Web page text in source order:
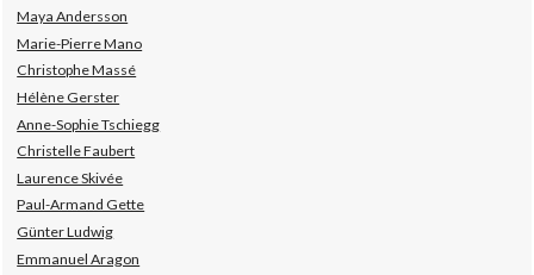
Maya Andersson
Marie-Pierre Mano
Christophe Massé
Hélène Gerster
Anne-Sophie Tschiegg
Christelle Faubert
Laurence Skivée
Paul-Armand Gette
Günter Ludwig
Emmanuel Aragon